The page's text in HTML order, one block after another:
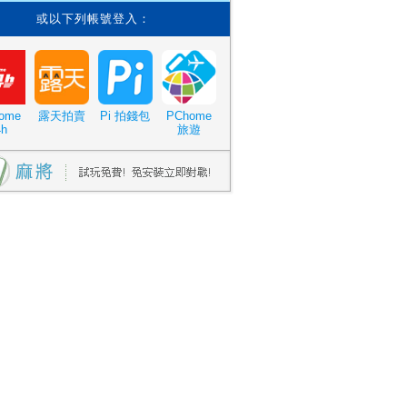
或以下列帳號登入：
露天拍賣 Pi 拍錢包
PChome
旅遊